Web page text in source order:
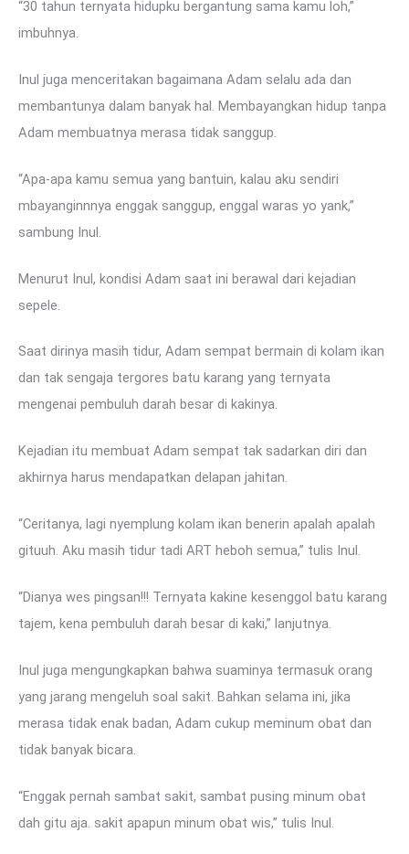
“30 tahun ternyata hidupku bergantung sama kamu loh,”
imbuhnya.
Inul juga menceritakan bagaimana Adam selalu ada dan
membantunya dalam banyak hal. Membayangkan hidup tanpa
Adam membuatnya merasa tidak sanggup.
“Apa-apa kamu semua yang bantuin, kalau aku sendiri
mbayanginnnya enggak sanggup, enggal waras yo yank,”
sambung Inul.
Menurut Inul, kondisi Adam saat ini berawal dari kejadian
sepele.
Saat dirinya masih tidur, Adam sempat bermain di kolam ikan
dan tak sengaja tergores batu karang yang ternyata
mengenai pembuluh darah besar di kakinya.
Kejadian itu membuat Adam sempat tak sadarkan diri dan
akhirnya harus mendapatkan delapan jahitan.
“Ceritanya, lagi nyemplung kolam ikan benerin apalah apalah
gituuh. Aku masih tidur tadi ART heboh semua,” tulis Inul.
“Dianya wes pingsan!!! Ternyata kakine kesenggol batu karang
tajem, kena pembuluh darah besar di kaki,” lanjutnya.
Inul juga mengungkapkan bahwa suaminya termasuk orang
yang jarang mengeluh soal sakit. Bahkan selama ini, jika
merasa tidak enak badan, Adam cukup meminum obat dan
tidak banyak bicara.
“Enggak pernah sambat sakit, sambat pusing minum obat
dah gitu aja. sakit apapun minum obat wis,” tulis Inul.